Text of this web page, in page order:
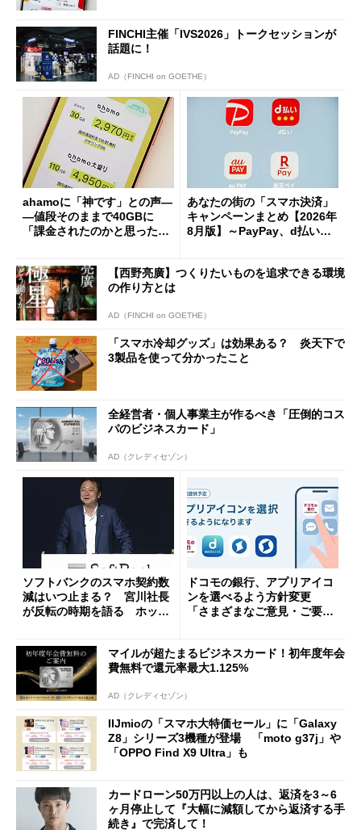
FINCHI主催「IVS2026」トークセッションが
話題に！
AD（FINCHI on GOETHE）
ahamoに「神です」との声―
―値段そのままで40GBに
「課金されたのかと思った」
あなたの街の「スマホ決済」
キャンペーンまとめ【2026年
8月版】～PayPay、d払い、a
【西野亮廣】つくりたいものを追求できる環境
の作り方とは
AD（FINCHI on GOETHE）
「スマホ冷却グッズ」は効果ある？ 炎天下で
3製品を使って分かったこと
全経営者・個人事業主が作るべき「圧倒的コス
パのビジネスカード」
AD（クレディセゾン）
ソフトバンクのスマホ契約数
減はいつ止まる？ 宮川社長
が反転の時期を語る ホッピ
ドコモの銀行、アプリアイコ
ンを選べるよう方針変更
「さまざまなご意見・ご要望
マイルが超たまるビジネスカード！初年度年会
費無料で還元率最大1.125%
AD（クレディセゾン）
IIJmioの「スマホ大特価セール」に「Galaxy
Z8」シリーズ3機種が登場 「moto g37j」や
「OPPO Find X9 Ultra」も
カードローン50万円以上の人は、返済を3～6
ヶ月停止して『大幅に減額してから返済する手
続き』で完済して！